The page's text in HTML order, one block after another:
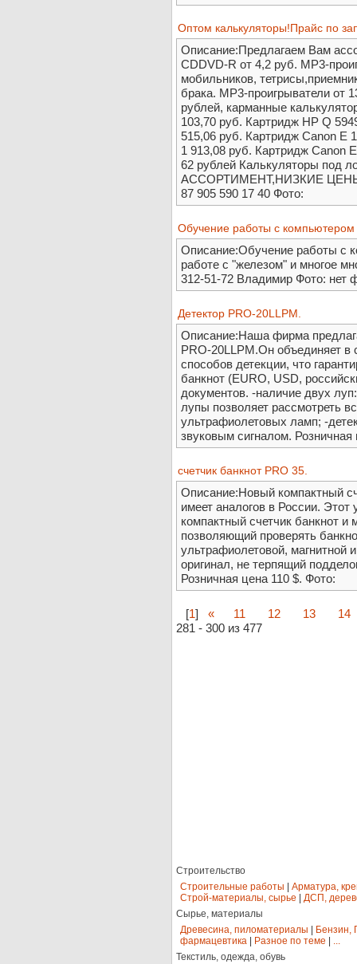
Оптом калькуляторы!Прайс по
Описание:Предлагаем Вам
CDDVD-R от 4,2 руб. МР3-
мобильников,
брака. МР3-проигрыватели от
рублей, карманные
103,70 руб. Картридж HP Q
515,06 руб. Картридж Canon E
1 913,08 руб. Картридж Canon
62 рублей Калькуляторы под
АССОРТИМЕНТ,НИЗКИЕ ЦЕНЫ
87 905 590 17 40 Фото:
Обучение работы с компьютером
Описание:Обучение работы с
работе с "железом" и многое
312-51-72 Владимир Фото: нет
Детектор PRO-20LLPM.
Описание:Наша фирма
PRO-20LLPM.Он объединяет в
способов детекции, что
банкнот (EURO, USD,
документов. -наличие двух
лупы позволяет рассмотреть
ультрафиолетовых ламп; -
звуковым сигналом.
счетчик банкнот PRO 35.
Описание:Новый компактный
имеет аналогов в России.
компактный счетчик банкнот
позволяющий проверять
ультрафиолетовой, магнитной
оригинал, не терпящий
Розничная цена 110 $. Фото:
[1] « 11 12 13
14
281 - 300 из 477
Строительство
Строительные работы
Арматура,
Строй-материалы, сырье
ДСП,
Сырье, материалы
Древесина, пиломатериалы
Бензин,
фармацевтика
Разное по теме
...
Текстиль, одежда, обувь